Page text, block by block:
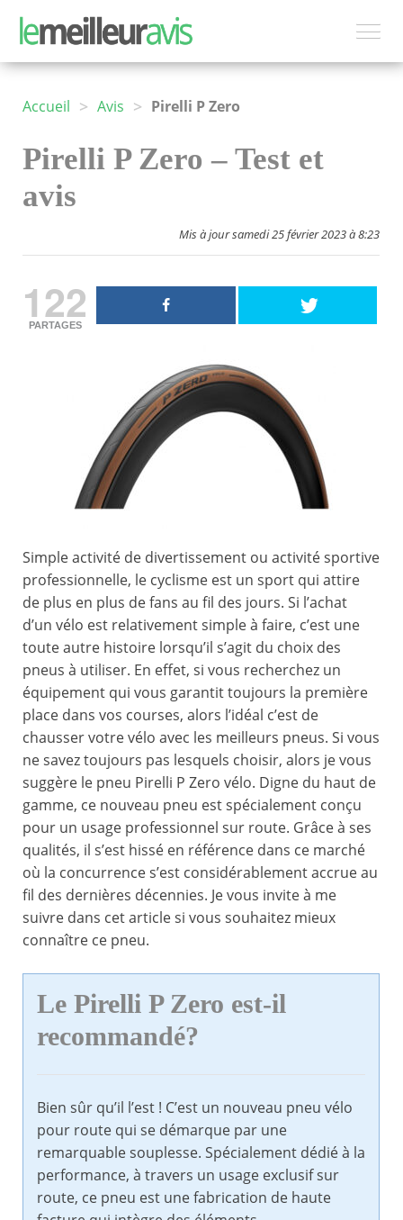
Accueil > Avis > Pirelli P Zero
Pirelli P Zero – Test et
avis
Mis à jour samedi 25 février 2023 à 8:23
122
PARTAGES
Simple activité de divertissement ou activité sportive
professionnelle, le cyclisme est un sport qui attire
de plus en plus de fans au fil des jours. Si l’achat
d’un vélo est relativement simple à faire, c’est une
toute autre histoire lorsqu’il s’agit du choix des
pneus à utiliser. En effet, si vous recherchez un
équipement qui vous garantit toujours la première
place dans vos courses, alors l’idéal c’est de
chausser votre vélo avec les meilleurs pneus. Si vous
ne savez toujours pas lesquels choisir, alors je vous
suggère le pneu Pirelli P Zero vélo. Digne du haut de
gamme, ce nouveau pneu est spécialement conçu
pour un usage professionnel sur route. Grâce à ses
qualités, il s’est hissé en référence dans ce marché
où la concurrence s’est considérablement accrue au
fil des dernières décennies. Je vous invite à me
suivre dans cet article si vous souhaitez mieux
connaître ce pneu.
Le Pirelli P Zero est-il
recommandé?
Bien sûr qu’il l’est ! C’est un nouveau pneu vélo
pour route qui se démarque par une
remarquable souplesse. Spécialement dédié à la
performance, à travers un usage exclusif sur
route, ce pneu est une fabrication de haute